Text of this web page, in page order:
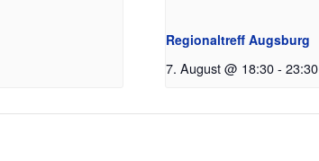
Regionaltreff Augsburg
7. August @ 18:30 - 23:30